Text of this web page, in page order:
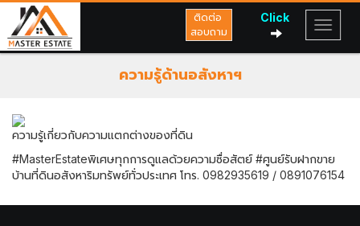
Click
ติดต่อ
สอบถาม
ความรู้ด้านอสังหาฯ
ความรู้เกี่ยวกับความแตกต่างของที่ดิน
#MasterEstateพิเศษทุกการดูแลด้วยความซื่อสัตย์ #ศูนย์รับฝากขาย
บ้านที่ดินอสังหาริมทรัพย์ทั่วประเทศ โทร. 0982935619 / 0891076154